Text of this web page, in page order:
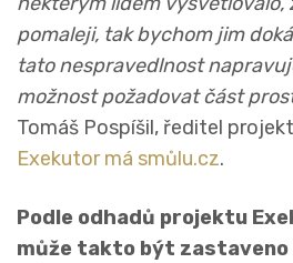
pomaleji, tak bychom jim
tato nespravedlnost
možnost požadovat část
Tomáš Pospíšil, ředitel
Exekutor má smůlu.cz.
Podle odhadů projektu
může takto být zastaveno